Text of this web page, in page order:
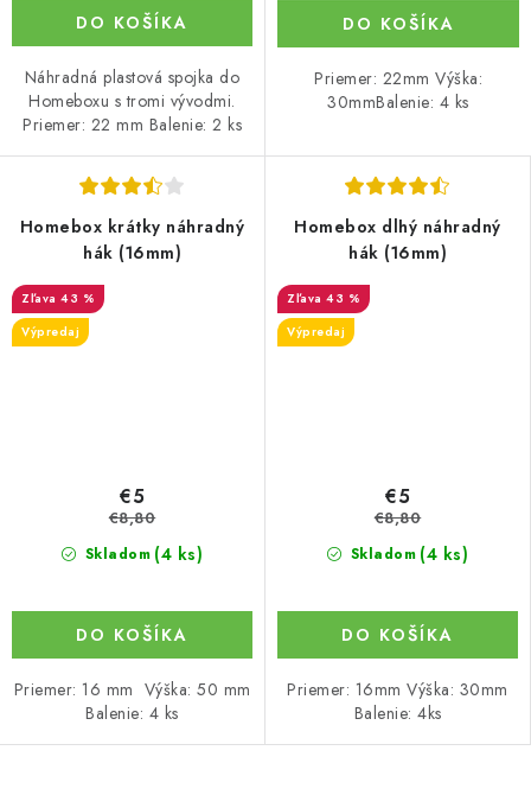
DO KOŠÍKA
Náhradná plastová spojka do
Homeboxu s tromi vývodmi.
Priemer: 22 mm Balenie: 2 ks
DO KOŠÍKA
Priemer: 22mm Výška:
30mmBalenie: 4 ks
Homebox krátky náhradný
hák (16mm)
43 %
Výpredaj
Skladom (4 ks)
€5
€8,80
DO KOŠÍKA
Priemer: 16 mm Výška: 50 mm
Balenie: 4 ks
Homebox dlhý náhradný
hák (16mm)
43 %
Výpredaj
Skladom (4 ks)
€5
€8,80
DO KOŠÍKA
Priemer: 16mm Výška: 30mm
Balenie: 4ks